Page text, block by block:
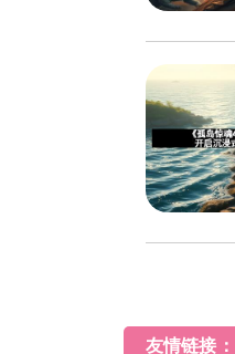
友情链接：